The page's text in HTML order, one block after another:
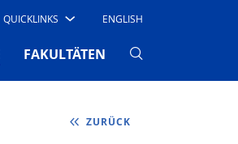
QUICKLINKS ENGLISH
(CURRENT)
FAKULTÄTEN
ZURÜCK